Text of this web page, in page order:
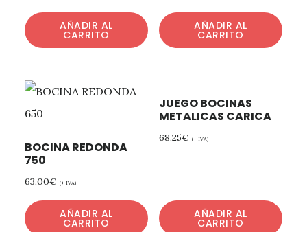
AÑADIR AL
CARRITO
AÑADIR AL
CARRITO
BOCINA REDONDA
750
63,00€ (+ IVA)
AÑADIR AL
CARRITO
JUEGO BOCINAS
METALICAS CARICA
68,25€ (+ IVA)
AÑADIR AL
CARRITO